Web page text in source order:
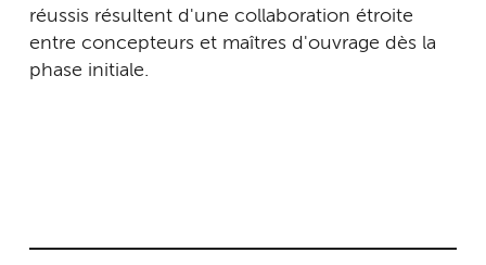
réussis résultent d'une collaboration étroite
entre concepteurs et maîtres d'ouvrage dès la
phase initiale.